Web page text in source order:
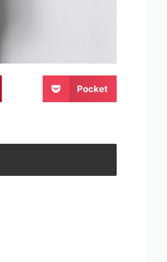
Pocket